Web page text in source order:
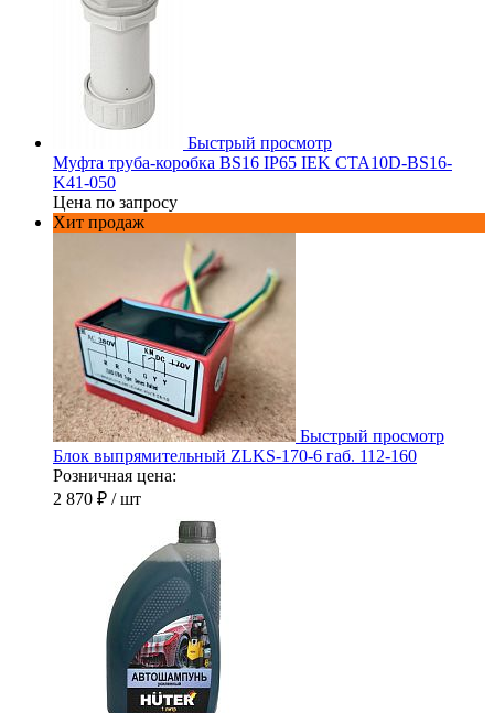
Быстрый просмотр
Муфта труба-коробка BS16 IP65 IEK CTA10D-BS16-
K41-050
Цена по запросу
Хит продаж
Быстрый просмотр
Блок выпрямительный ZLKS-170-6 габ. 112-160
Розничная цена:
2 870 ₽ / шт